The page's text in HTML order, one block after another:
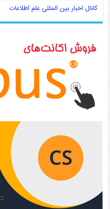
کانال اخبار بین المللی علم اطلاعات